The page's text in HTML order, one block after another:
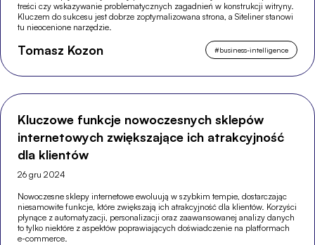
treści czy wskazywanie problematycznych zagadnień w konstrukcji witryny.
Kluczem do sukcesu jest dobrze zoptymalizowana strona, a Siteliner stanowi
tu nieocenione narzędzie.
Tomasz Kozon #business-intelligence
Kluczowe funkcje nowoczesnych sklepów
internetowych zwiększające ich atrakcyjność
dla klientów
26 gru 2024
Nowoczesne sklepy internetowe ewoluują w szybkim tempie, dostarczając
niesamowite funkcje, które zwiększają ich atrakcyjność dla klientów. Korzyści
płynące z automatyzacji, personalizacji oraz zaawansowanej analizy danych
to tylko niektóre z aspektów poprawiających doświadczenie na platformach
e-commerce.